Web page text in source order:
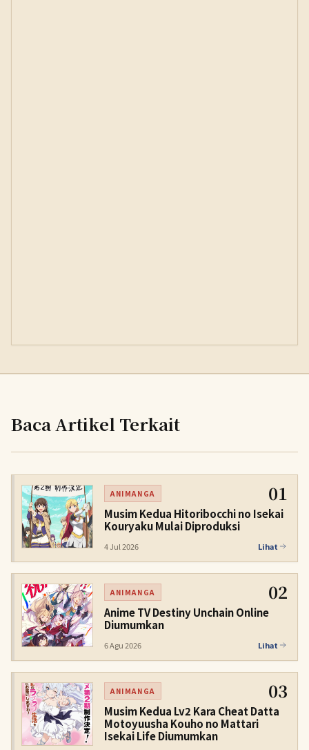
Baca Artikel Terkait
ANIMANGA 01
Musim Kedua Hitoribocchi no Isekai
Kouryaku Mulai Diproduksi
4 Jul 2026 Lihat
ANIMANGA 02
Anime TV Destiny Unchain Online
Diumumkan
6 Agu 2026 Lihat
ANIMANGA 03
Musim Kedua Lv2 Kara Cheat Datta
Motoyuusha Kouho no Mattari
Isekai Life Diumumkan